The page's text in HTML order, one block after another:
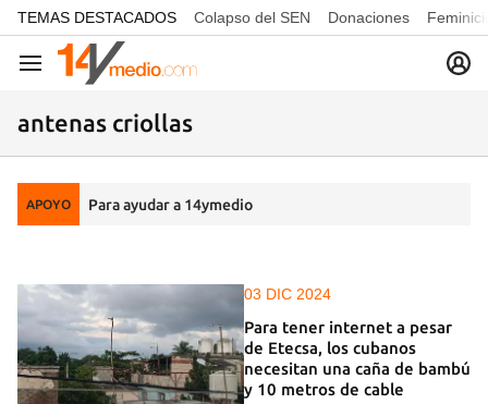
common.go-to-content
TEMAS DESTACADOS Colapso del SEN Donaciones
Navegación
antenas criollas
APOYO Para ayudar a 14ymedio
03 DIC 2024
Para tener internet a pesar
de Etecsa, los cubanos
necesitan una caña de bambú
y 10 metros de cable